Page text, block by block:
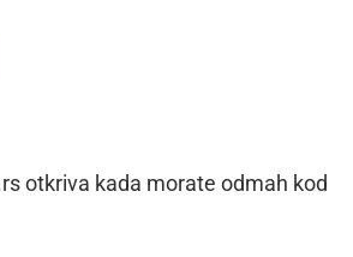
otkriva kada morate odmah kod